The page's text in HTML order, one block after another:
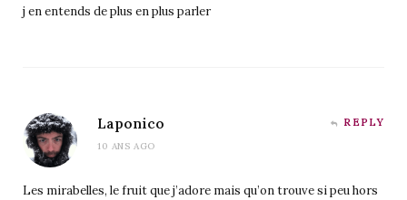
j en entends de plus en plus parler
Laponico
10 ANS AGO
REPLY
Les mirabelles, le fruit que j’adore mais qu’on trouve si peu hors